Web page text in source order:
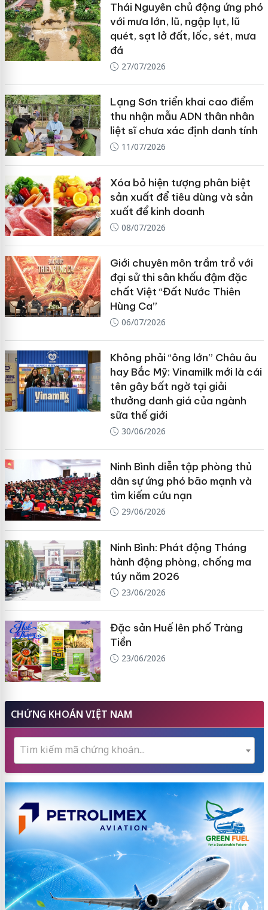
Thái Nguyên chủ động ứng phó
với mưa lớn, lũ, ngập lụt, lũ
quét, sạt lở đất, lốc, sét, mưa
đá
27/07/2026
Lạng Sơn triển khai cao điểm
thu nhận mẫu ADN thân nhân
liệt sĩ chưa xác định danh tính
11/07/2026
Xóa bỏ hiện tượng phân biệt
sản xuất để tiêu dùng và sản
xuất để kinh doanh
08/07/2026
Giới chuyên môn trầm trồ với
đại sử thi sân khấu đậm đặc
chất Việt “Đất Nước Thiên
Hùng Ca”
06/07/2026
Không phải “ông lớn” Châu âu
hay Bắc Mỹ: Vinamilk mới là cái
tên gây bất ngờ tại giải
thưởng danh giá của ngành
sữa thế giới
30/06/2026
Ninh Bình diễn tập phòng thủ
dân sự ứng phó bão mạnh và
tìm kiếm cứu nạn
29/06/2026
Ninh Bình: Phát động Tháng
hành động phòng, chống ma
túy năm 2026
23/06/2026
Đặc sản Huế lên phố Tràng
Tiền
23/06/2026
CHỨNG KHOÁN VIỆT NAM
Tìm kiếm mã chứng khoán...